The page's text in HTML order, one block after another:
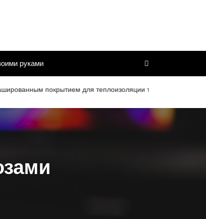
руками
покрытием для теплоизоляции труб и дымоходов со